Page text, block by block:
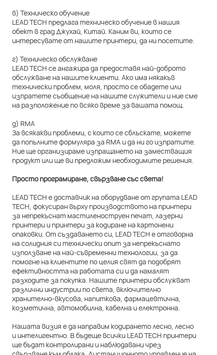
в) Техническо обучение
LEAD TECH предлага техническо обучение в нашия
обект в град Джухай, Китай. Каним ви, които се
интересувате от нашите принтери, да ни посетите.
г) Техническо обслужване
LEAD TECH се ангажира да предоставя най-доброто
обслужване на нашите клиенти. Ако има някакъв
технически проблем, моля, просто се обадете или
изпратете съобщение на нашите служители и ние сме
на разположение по всяко време за вашата помощ.
д) RMA
За всякакви проблеми, с които се сблъскате, можете
да попълните формуляра за RMA и да ни го изпратите.
Ние ще организираме изпращането на заместващия
продукт или ще ви предложим необходимите решения.
Просто програмиране, свързване със света!
LEAD TECH е доставчик на оборудване от групата LEAD
TECH, фокусиран върху производството на принтери
за непрекъснат мастиленоструен печат, лазерни
принтери и принтери за кодиране на картонени
опаковки. От създаването си, LEAD TECH е отговорна
на солидния си технически опит за непрекъснато
използване на най-съвременни технологии, за да
помогне на клиентите по целия свят да подобрят
ефективността на работата си и да намалят
разходите за покупка. Нашите принтери обслужват
различни индустрии по света, включително
хранително-вкусова, напиткова, фармацевтична,
козметична, автомобилна, кабелна и електронна.
Нашата визия е да направим кодирането лесно, лесно
и интелигентно. В бъдеще всички LEAD TECH принтери
ще бъдат контролирани и наблюдавани чрез